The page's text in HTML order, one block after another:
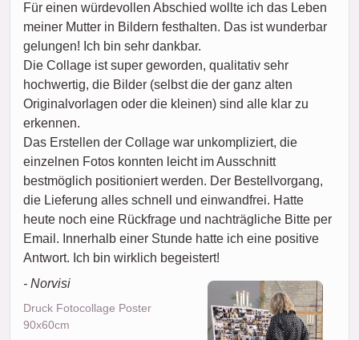
Für einen würdevollen Abschied wollte ich das Leben
meiner Mutter in Bildern festhalten. Das ist wunderbar
gelungen! Ich bin sehr dankbar.
Die Collage ist super geworden, qualitativ sehr
hochwertig, die Bilder (selbst die der ganz alten
Originalvorlagen oder die kleinen) sind alle klar zu
erkennen.
Das Erstellen der Collage war unkompliziert, die
einzelnen Fotos konnten leicht im Ausschnitt
bestmöglich positioniert werden. Der Bestellvorgang,
die Lieferung alles schnell und einwandfrei. Hatte
heute noch eine Rückfrage und nachträgliche Bitte per
Email. Innerhalb einer Stunde hatte ich eine positive
Antwort. Ich bin wirklich begeistert!
- Norvisi
Druck Fotocollage Poster
90x60cm